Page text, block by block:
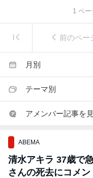
1 ペー
前のペー
月別
テーマ別
アメンバー記事を
ABEMA
清水アキラ 37歳で
さんの死去にコメン